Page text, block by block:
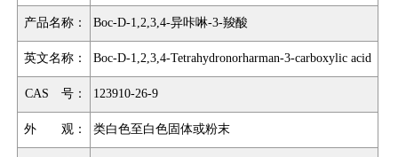
产品名称： Boc-D-1,2,3,4-异咔啉-3-羧酸
英文名称： Boc-D-1,2,3,4-Tetrahydronorharman-3-carboxylic acid
CAS 号： 123910-26-9
外 观： 类白色至白色固体或粉末